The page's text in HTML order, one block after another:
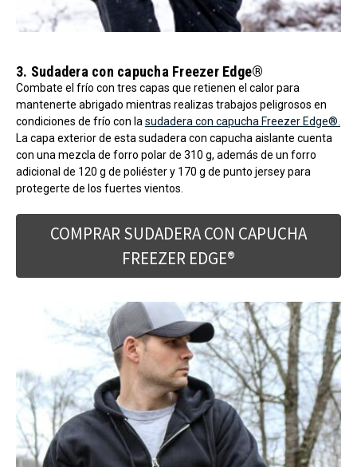
3. Sudadera con capucha Freezer Edge®
Combate el frío con tres capas que retienen el calor para
mantenerte abrigado mientras realizas trabajos peligrosos en
condiciones de frío con lasudadera con capucha Freezer Edge®.
La capa exterior de esta sudadera con capucha aislante cuenta
con una mezcla de forro polar de 310 g, además de un forro
adicional de 120 g de poliéster y 170 g de punto jersey para
protegerte de los fuertes vientos.
COMPRAR SUDADERA CON CAPUCHA
FREEZER EDGE®